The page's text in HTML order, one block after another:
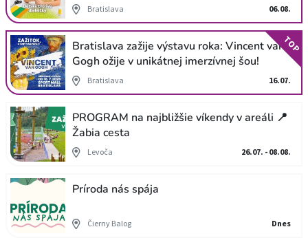
Bratislava 06.08.
Bratislava zažije výstavu roka: Vincent van
Gogh ožije v unikátnej imerzívnej šou!
Bratislava 16.07.
TOP
PROGRAM na najbližšie víkendy v areáli 📍
Žabia cesta
Levoča 26.07. - 08.08.
Príroda nás spája
Čierny Balog Dnes